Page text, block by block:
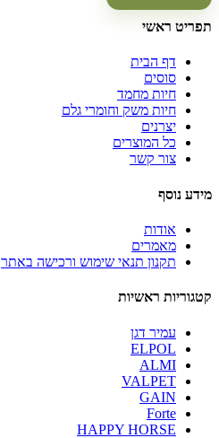
תפריט ראשי
דף הבית
סוסים
חיות מחמד
חיות משק וחומרי גלם
יצרנים
כל המוצרים
צור קשר
מידע נוסף
אודות
מאמרים
תקנון תנאי שימוש ורכישה באתר
קטגוריות ראשיות
עמיר דגן
ELPOL
ALMI
VALPET
GAIN
Forte
HAPPY HORSE